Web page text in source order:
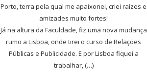
Porto, terra pela qual me apaixonei, criei raízes e
amizades muito fortes!
Já na altura da Faculdade, fiz uma nova mudança
rumo a Lisboa, onde tirei o curso de Relações
Públicas e Publicidade. E por Lisboa fiquei a
trabalhar, (…)